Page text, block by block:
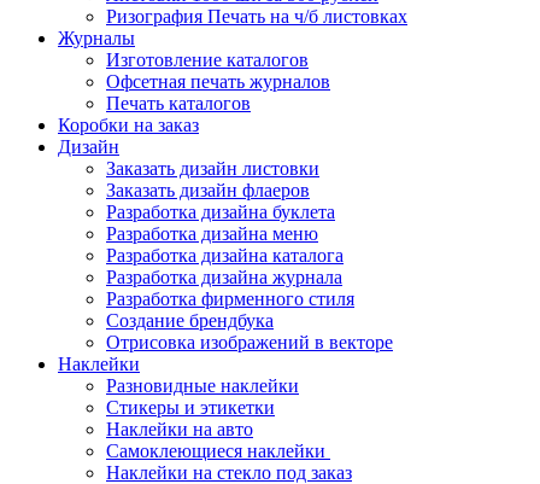
Ризография Печать на ч/б листовках
Журналы
Изготовление каталогов
Офсетная печать журналов
Печать каталогов
Коробки на заказ
Дизайн
Заказать дизайн листовки
Заказать дизайн флаеров
Разработка дизайна буклета
Разработка дизайна меню
Разработка дизайна каталога
Разработка дизайна журнала
Разработка фирменного стиля
Создание брендбука
Отрисовка изображений в векторе
Наклейки
Разновидные наклейки
Стикеры и этикетки
Наклейки на авто
Самоклеющиеся наклейки
Наклейки на стекло под заказ